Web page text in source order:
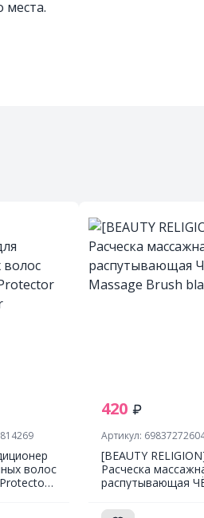
места.
волос
420
Артикул:
[BEAUTY
Расческа
распутывающая
шт